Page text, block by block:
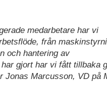
medarbetare har vi
från
och hantering av
gjort har vi fått tillbaka
Jonas Marcusson, VD på